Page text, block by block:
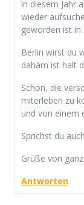
in diesem Jahr
wieder
geworden ist in
Berlin wirst du
dahäm ist halt
Schön, die
miterleben zu
und von einem
Sprichst du
Grüße von
Antworten